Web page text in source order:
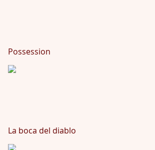
Possession
La boca del diablo